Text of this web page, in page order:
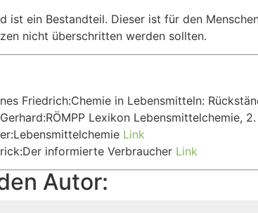
ist ein Bestandteil. Dieser ist für den
nicht überschritten werden sollten.
Friedrich:Chemie in Lebensmitteln:
Lexikon Lebensmittelchemie,
Link
informierte Verbraucher Link
Autor: